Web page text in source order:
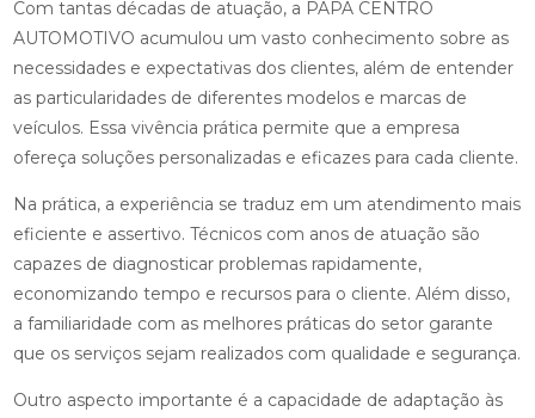
Com tantas décadas de atuação, a PAPA CENTRO
AUTOMOTIVO acumulou um vasto conhecimento sobre as
necessidades e expectativas dos clientes, além de entender
as particularidades de diferentes modelos e marcas de
veículos. Essa vivência prática permite que a empresa
ofereça soluções personalizadas e eficazes para cada cliente.
Na prática, a experiência se traduz em um atendimento mais
eficiente e assertivo. Técnicos com anos de atuação são
capazes de diagnosticar problemas rapidamente,
economizando tempo e recursos para o cliente. Além disso,
a familiaridade com as melhores práticas do setor garante
que os serviços sejam realizados com qualidade e segurança.
Outro aspecto importante é a capacidade de adaptação às